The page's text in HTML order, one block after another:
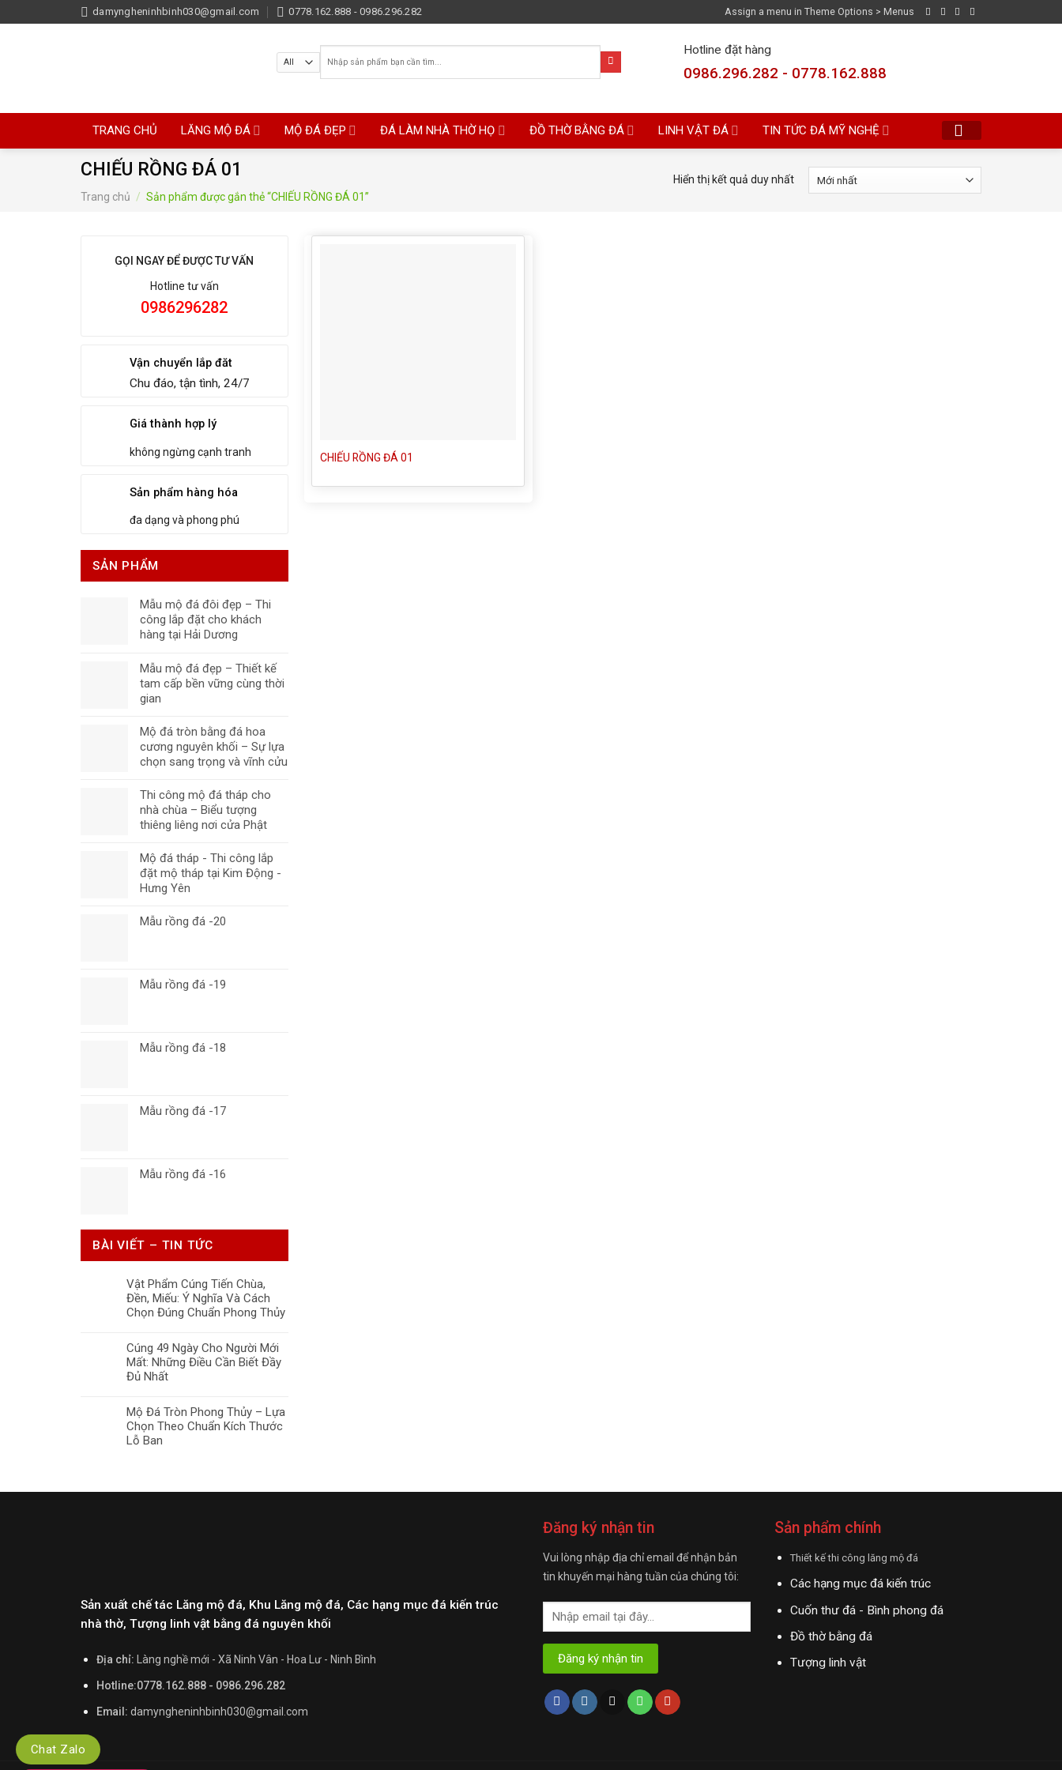
to
damyngheninhbinh030@gmail.com 0778.162.888 - 0986.296.282 Assign a menu in Theme Options > Menus
Tìm
kiếm:
Hotline đặt hàng
0986.296.282 - 0778.162.888
TRANG CHỦ LĂNG MỘ ĐÁ MỘ ĐÁ ĐẸP ĐÁ LÀM NHÀ THỜ HỌ ĐỒ THỜ BẰNG ĐÁ LINH VẬT ĐÁ TIN TỨC ĐÁ MỸ NGHỆ
CHIẾU RỒNG ĐÁ 01
Trang chủ / Sản phẩm được gắn thẻ “CHIẾU RỒNG ĐÁ 01”
Hiển thị kết quả duy nhất
GỌI NGAY ĐỂ ĐƯỢC TƯ VẤN
Hotline tư vấn
0986296282
Vận chuyển lắp đăt
Chu đáo, tận tình, 24/7
Giá thành hợp lý
không ngừng cạnh tranh
Sản phẩm hàng hóa
đa dạng và phong phú
SẢN PHẨM
Mẫu mộ đá đôi đẹp – Thi
công lắp đặt cho khách
hàng tại Hải Dương
Mẫu mộ đá đẹp – Thiết kế
tam cấp bền vững cùng thời
gian
Mộ đá tròn bằng đá hoa
cương nguyên khối – Sự lựa
chọn sang trọng và vĩnh cửu
Thi công mộ đá tháp cho
nhà chùa – Biểu tượng
thiêng liêng nơi cửa Phật
Mộ đá tháp - Thi công lắp
đặt mộ tháp tại Kim Động -
Hưng Yên
Mẫu rồng đá -20
Mẫu rồng đá -19
Mẫu rồng đá -18
Mẫu rồng đá -17
Mẫu rồng đá -16
BÀI VIẾT – TIN TỨC
Vật Phẩm Cúng Tiến Chùa,
Đền, Miếu: Ý Nghĩa Và Cách
Chọn Đúng Chuẩn Phong Thủy
Cúng 49 Ngày Cho Người Mới
Mất: Những Điều Cần Biết Đầy
Đủ Nhất
Mộ Đá Tròn Phong Thủy – Lựa
Chọn Theo Chuẩn Kích Thước
Lỗ Ban
CHIẾU RỒNG ĐÁ 01
Sản xuất chế tác Lăng mộ đá, Khu Lăng mộ đá, Các hạng mục đá kiến trúc
nhà thờ, Tượng linh vật bằng đá nguyên khối
Địa chỉ: Làng nghề mới - Xã Ninh Vân - Hoa Lư - Ninh Bình
Hotline:0778.162.888 - 0986.296.282
Email: damyngheninhbinh030@gmail.com
Đăng ký nhận tin
Vui lòng nhập địa chỉ email để nhận bản
tin khuyến mại hàng tuần của chúng tôi:
Sản phẩm chính
Thiết kế thi công lăng mộ đá
Các hạng mục đá kiến trúc
Cuốn thư đá - Bình phong đá
Đồ thờ bằng đá
Tượng linh vật
Chat Zalo